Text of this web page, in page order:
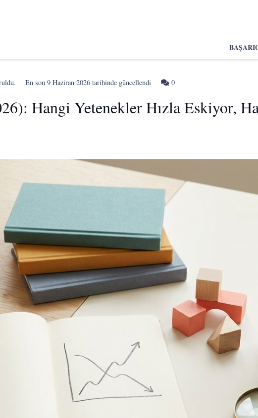
BAŞARI
En son9 Haziran 2026 tarihinde güncellendi 0
Hangi Yetenekler Hızla Eskiyor,